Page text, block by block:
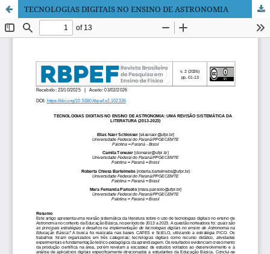
TECNOLOGIAS DIGITAIS NO ENSINO DE ASTRONOMIA